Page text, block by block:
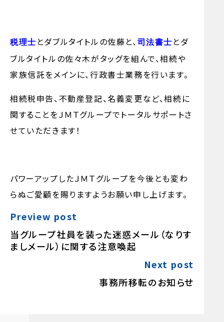
税理士 とダブルタイトルの佐藤と、 司法書士 とダ
ブルタイトルの佐々木がタッグを組んで、相続や
家族信託をメインに、行政書士業務を行います。
相続税申告、不動産登記、名義変更など、相続に
関することをＪＭＴグループでトータルサポートさ
せていただきます！
パワーアップしたＪＭＴグループを今後とも変わ
らぬご愛顧を賜りますようお願い申し上げます。
Preview post
当グループ社員を装った迷惑メール（なりす
ましメール）に関する注意喚起
Next post
事務所移転のお知らせ